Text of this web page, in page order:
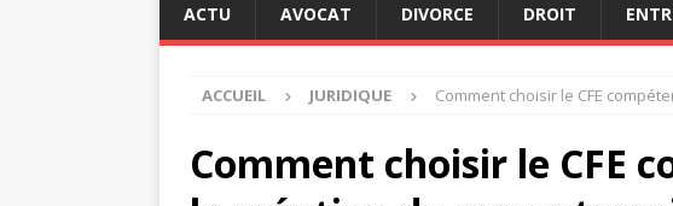
ACTU AVOCAT DIVORCE DROIT
ACCUEIL JURIDIQUE Comment choisir le CFE
Comment choisir le CFE